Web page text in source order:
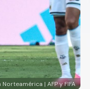
| AFP y FIFA